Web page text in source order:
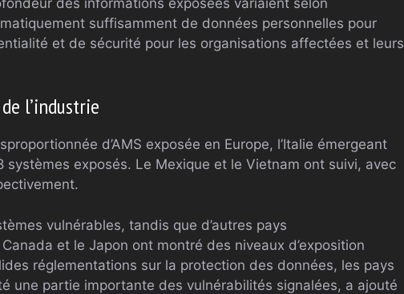
suffisamment de données personnelles pour
et de sécurité pour les organisations affectées et leurs
l’industrie
d’AMS exposée en Europe, l’Italie émergeant
exposés. Le Mexique et le Vietnam ont suivi, avec
vulnérables, tandis que d’autres pays
et le Japon ont montré des niveaux d’exposition
réglementations sur la protection des données, les pays
une partie importante des vulnérabilités signalées, a ajouté